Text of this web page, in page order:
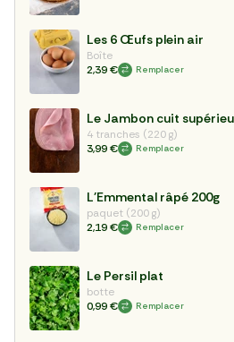
Les 6 Œufs plein air
Boîte
2,39 €
Remplacer
4 tranches (220 g)
3,99 €
Remplacer
L'Emmental râpé 200g
paquet (200 g)
2,19 €
Remplacer
Le Persil plat
botte
0,99 €
Remplacer